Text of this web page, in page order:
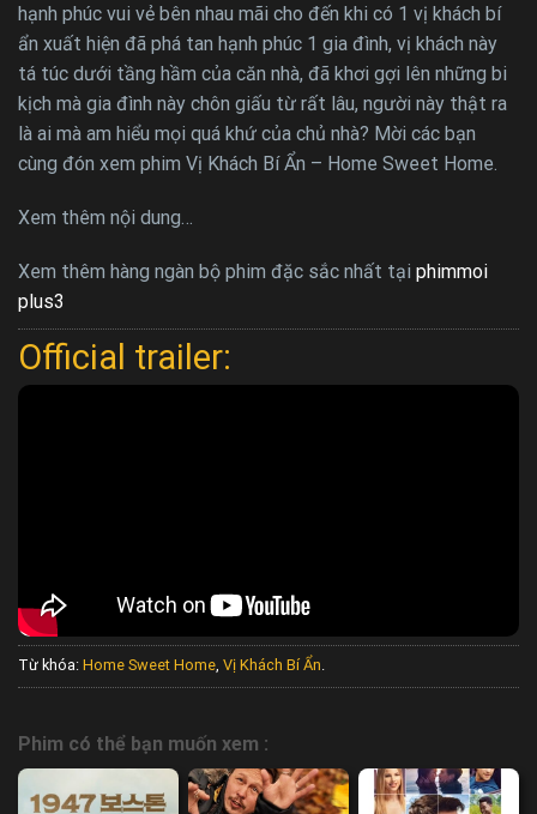
hạnh phúc vui vẻ bên nhau mãi cho đến khi có 1 vị khách bí
ẩn xuất hiện đã phá tan hạnh phúc 1 gia đình, vị khách này
tá túc dưới tầng hầm của căn nhà, đã khơi gợi lên những bi
kịch mà gia đình này chôn giấu từ rất lâu, người này thật ra
là ai mà am hiểu mọi quá khứ của chủ nhà? Mời các bạn
cùng đón xem phim Vị Khách Bí Ẩn – Home Sweet Home.
Xem thêm nội dung…
Xem thêm hàng ngàn bộ phim đặc sắc nhất tại phimmoi
plus3
Official trailer:
Từ khóa: Home Sweet Home, Vị Khách Bí Ẩn.
Phim có thể bạn muốn xem :